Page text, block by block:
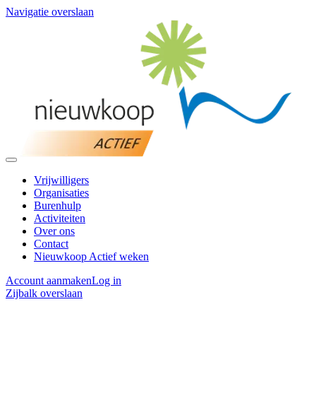
Navigatie overslaan
Vrijwilligers
Organisaties
Burenhulp
Activiteiten
Over ons
Contact
Nieuwkoop Actief weken
Account aanmakenLog in
Zijbalk overslaan